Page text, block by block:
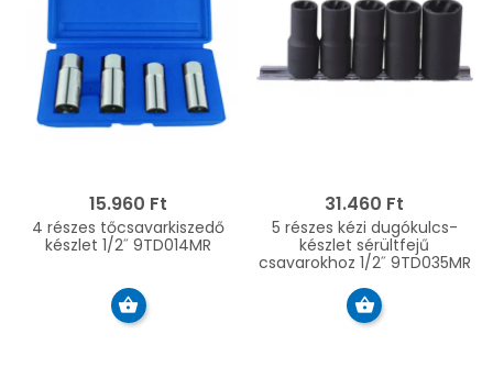
15.960 Ft
4 részes tőcsavarkiszedő
készlet 1/2˝ 9TD014MR
31.460 Ft
5 részes kézi dugókulcs-
készlet sérültfejű
csavarokhoz 1/2˝ 9TD035MR